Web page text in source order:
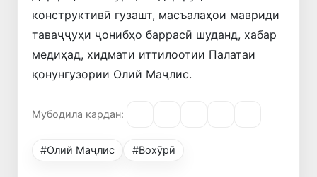
конструктивӣ гузашт, масъалаҳои мавриди
таваҷҷуҳи ҷонибҳо баррасӣ шуданд, хабар
медиҳад, хидмати иттилоотии Палатаи
қонунгузории Олий Маҷлис.
Мубодила кардан:
#Олий Маҷлис #Вохӯрӣ